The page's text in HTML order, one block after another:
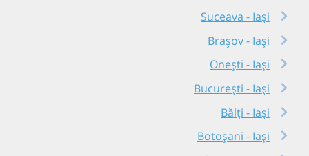
Suceava - Iași
Brașov - Iași
Onești - Iași
București - Iași
Bălți - Iași
Botoșani - Iași